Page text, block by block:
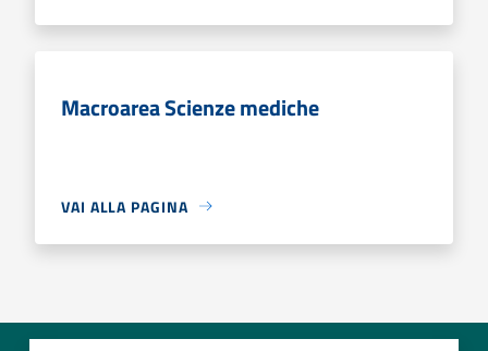
Macroarea Scienze mediche
VAI ALLA PAGINA